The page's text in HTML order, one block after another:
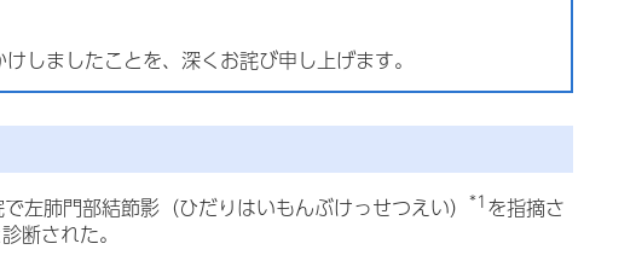
しましたことを、深くお詫び申し上げます。
左肺門部結節影（ひだりはいもんぶけっせつえい）*1を指摘さ
断された。